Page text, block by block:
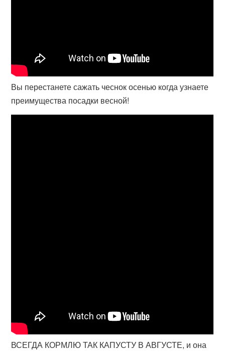
Вы перестанете сажать чеснок осенью когда узнаете
преимущества посадки весной!
ВСЕГДА КОРМЛЮ ТАК КАПУСТУ В АВГУСТЕ, и она